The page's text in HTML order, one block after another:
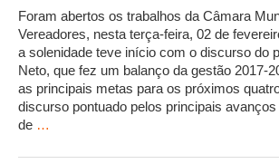
Foram abertos os trabalhos da Câmara
Vereadores, nesta terça-feira, 02 de
a solenidade teve início com o discurso do
Neto, que fez um balanço da gestão 2017-
as principais metas para os próximos
discurso pontuado pelos principais
de …